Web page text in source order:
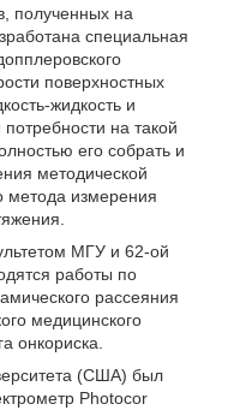
полученных на
специальная
поверхностных
жидкость и
на такой
его собрать и
методической
метода измерения
МГУ и 62-ой
работы по
рассеяния
медицинского
онкориска.
(США) был
Photocor